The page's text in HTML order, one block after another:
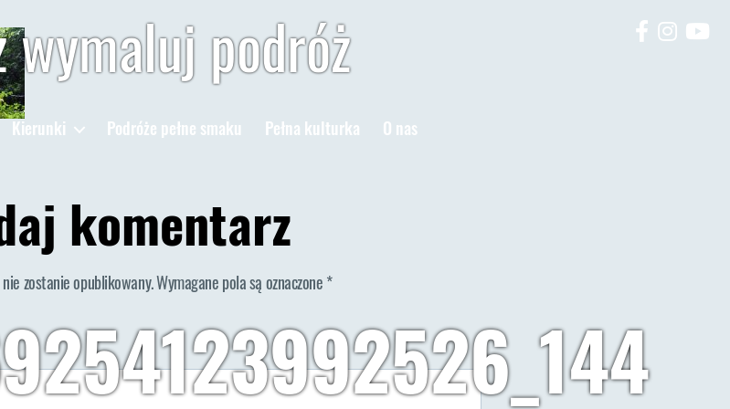
wymaluj podróż
Kierunki Podróże pełne smaku Pełna kulturka O nas
komentarz
zostanie opublikowany.Wymagane pola są oznaczone*